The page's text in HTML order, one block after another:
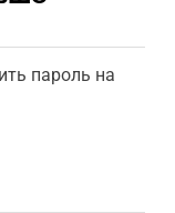
пароль на